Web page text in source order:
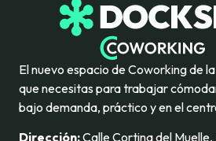
El nuevo espacio de Coworking de
que necesitas para trabajar
bajo demanda, práctico y en el
Dirección:Calle Cortina del